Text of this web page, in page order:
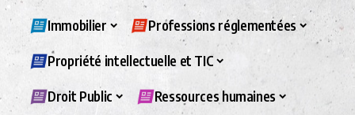
Immobilier Professions réglementées
Propriété intellectuelle et TIC
Droit Public Ressources humaines